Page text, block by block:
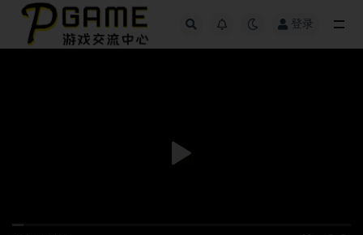
登录
全部